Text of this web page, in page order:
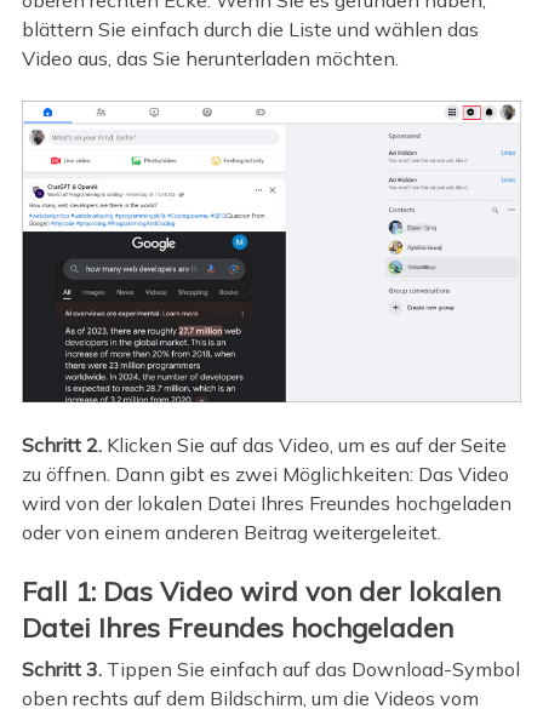
blättern Sie einfach durch die Liste und wählen das
Video aus, das Sie herunterladen möchten.
Schritt 2.Klicken Sie auf das Video, um es auf der Seite
zu öffnen. Dann gibt es zwei Möglichkeiten: Das Video
wird von der lokalen Datei Ihres Freundes hochgeladen
oder von einem anderen Beitrag weitergeleitet.
Fall 1: Das Video wird von der lokalen
Datei Ihres Freundes hochgeladen
Schritt 3.Tippen Sie einfach auf das Download-Symbol
oben rechts auf dem Bildschirm, um die Videos vom